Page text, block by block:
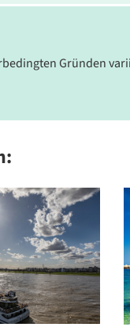
Gründen